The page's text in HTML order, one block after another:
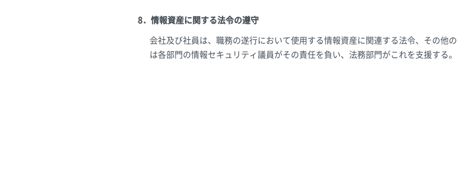
8．情報資産に関する法令の遵守
会社及び社員は、職務の遂行において使用する情報資産に関連する法令、その他
は各部門の情報セキュリティ議員がその責任を負い、法務部門がこれを支援する。